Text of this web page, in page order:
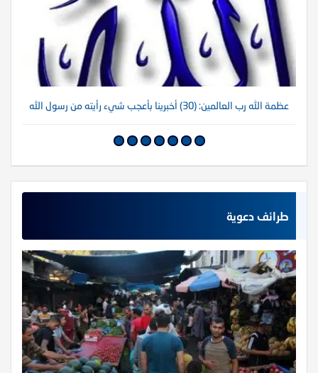
عظمة الله رب العالمين: (30) أخبرينا بأعجب شيء رأيته من رسول الله
طرائف دعوية